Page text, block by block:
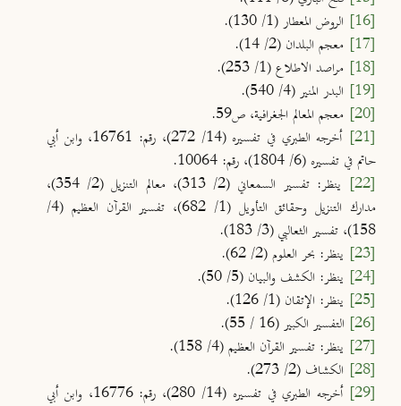
[16]
الروض المعطار (1/ 130).
[17]
معجم البلدان (2/ 14).
[18]
مراصد الاطلاع (1/ 253).
[19]
البدر المنير (4/ 540).
[20]
معجم المعالم الجغرافية، ص59.
[21]
أخرجه الطبري في تفسيره (14/ 272)، رقم: 16761، وابن أبي
حاتم في تفسيره (6/ 1804)، رقم: 10064.
[22]
ينظر: تفسير السمعاني (2/ 313)، معالم التنزيل (2/ 354)،
مدارك التنزيل وحقائق التأويل (1/ 682)، تفسير القرآن العظيم (4/
158)، تفسير الثعالبي (3/ 183).
[23]
ينظر: بحر العلوم (2/ 62).
[24]
ينظر: الكشف والبيان (5/ 50).
[25]
ينظر: الإتقان (1/ 126).
[26]
التفسير الكبير (16 / 55).
[27]
ينظر: تفسير القرآن العظيم (4/ 158).
[28]
الكشاف (2/ 273).
[29]
أخرجه الطبري في تفسيره (14/ 280)، رقم: 16776، وابن أبي